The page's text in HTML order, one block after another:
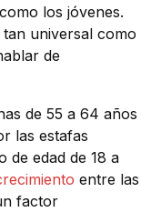
los jóvenes.
universal como
de
de 55 a 64 años
las estafas
de edad de 18 a
entre las
factor